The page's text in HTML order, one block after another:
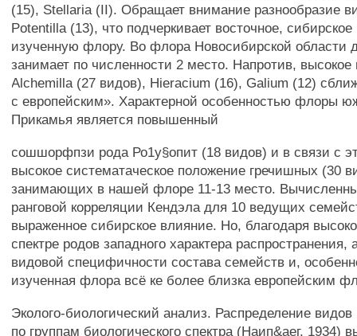
(15), Stellaria (II). Обращает внимание разнообразие
Potentilla (13), что подчеркивает восточное,
изученную флору. Во флора Новосибирской области
занимает по численности 2 место. Напротив,
Alchemilla (27 видов), Hieracium (16), Galium (12)
с европейским». Характерной особенностью флоры
Прикамья является повышенный
сошшорфпзи рода Ро1у§опит (18 видов) и в связи с
высокое систематаческое положение гречишных (30
занимающих в нашей флоре 11-13 место.
ранговой корреляции Кендэла для 10 ведущих
выраженное сибирское влияние. Но, благодаря
спектре родов западного характера распространения,
видовой специфичности состава семейств и,
изученная флора всё ке более близка европейским
Эколого-биологический анализ. Распределение
по группам биологического спектра (Наип&аег, 1934)